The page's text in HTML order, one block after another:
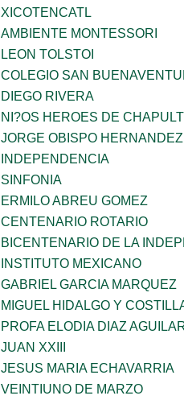
XICOTENCATL
AMBIENTE MONTESSORI
LEON TOLSTOI
COLEGIO SAN
DIEGO RIVERA
NI?OS HEROES DE
JORGE OBISPO HERNANDEZ
INDEPENDENCIA
SINFONIA
ERMILO ABREU GOMEZ
CENTENARIO ROTARIO
BICENTENARIO DE LA
INSTITUTO MEXICANO
GABRIEL GARCIA MARQUEZ
MIGUEL HIDALGO Y
PROFA ELODIA DIAZ
JUAN XXIII
JESUS MARIA ECHAVARRIA
VEINTIUNO DE MARZO